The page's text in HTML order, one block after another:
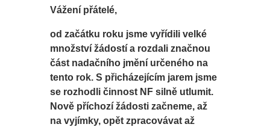
Vážení přátelé,
od začátku roku jsme vyřídili velké
množství žádostí a rozdali značnou
část nadačního jmění určeného na
tento rok. S přicházejícím jarem jsme
se rozhodli činnost NF silně utlumit.
Nově příchozí žádosti začneme, až
na vyjímky, opět zpracovávat až